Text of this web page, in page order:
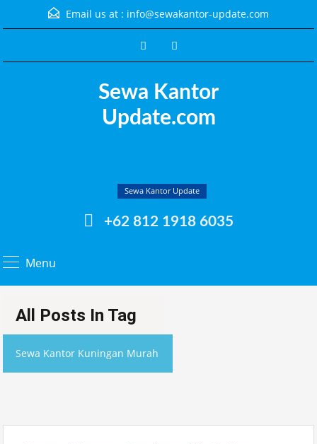
Email us at : info@sewakantor-update.com
Sewa Kantor
Update.com
Sewa Kantor Update
+62 812 1918 6035
Menu
All Posts In Tag
Sewa Kantor Kuningan Murah